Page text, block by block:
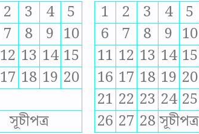
2 3 4
5
7 8 9 10
12 13 14 15
17 18 19 20
সূচীপত্র
1 2 3 4
5
6
7 8 9 10
11 12 13 14 15
16 17 18 19 20
21 22 23 24 25
26 27 28সূচীপত্র